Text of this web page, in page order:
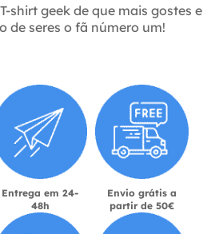
shirt geek de que mais gostes e
de seres o fã número um!
Entrega em 24-
48h
Envio grátis a
partir de 50€